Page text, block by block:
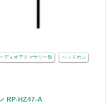
ディオアクセサリー類 ヘッドホン
RP-HZ47-A